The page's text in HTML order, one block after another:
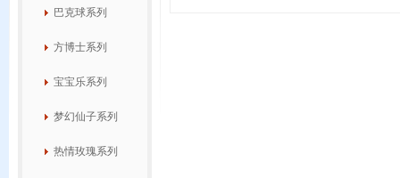
巴克球系列
方博士系列
宝宝乐系列
梦幻仙子系列
热情玫瑰系列